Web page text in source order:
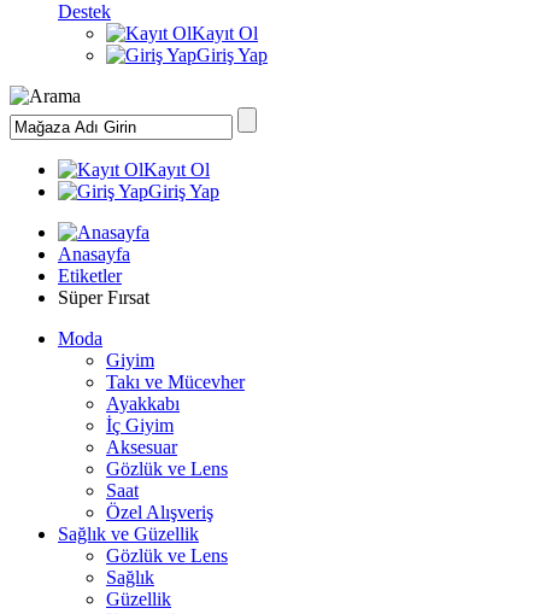
Destek
Kayıt Ol
Giriş Yap
Kayıt Ol
Giriş Yap
Anasayfa
Etiketler
Süper Fırsat
Moda
Giyim
Takı ve Mücevher
Ayakkabı
İç Giyim
Aksesuar
Gözlük ve Lens
Saat
Özel Alışveriş
Sağlık ve Güzellik
Gözlük ve Lens
Sağlık
Güzellik